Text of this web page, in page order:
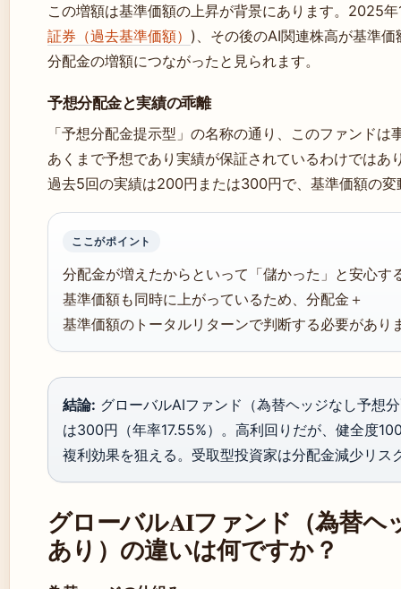
この増額は基準価額の上昇が背景にあります。2025
証券（過去基準価額） )、その後のAI関連株高が基準価
分配金の増額につながったと見られます。
予想分配金と実績の乖離
「予想分配金提示型」の名称の通り、このファンド
あくまで予想であり実績が保証されているわけではあ
過去5回の実績は200円または300円で、基準価額の
ここがポイント
分配金が増えたからといって「儲かった」と安心す
基準価額も同時に上がっているため、分配金＋
基準価額のトータルリターンで判断する必要があり
結論: グローバルAIファンド（為替ヘッジなし予想
は300円（年率17.55%）。高利回りだが、健全度
複利効果を狙える。受取型投資家は分配金減少リス
グローバルAIファンド（為替ヘ
あり）の違いは何ですか？